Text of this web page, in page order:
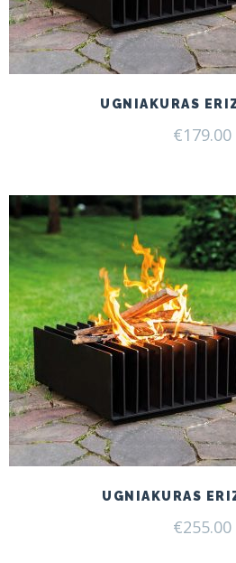
UGNIAKURAS
€179.00
UGNIAKURAS
€255.00